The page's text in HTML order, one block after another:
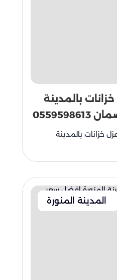
بالمدينة
خزانات بالمدينة
المدينة المنورة